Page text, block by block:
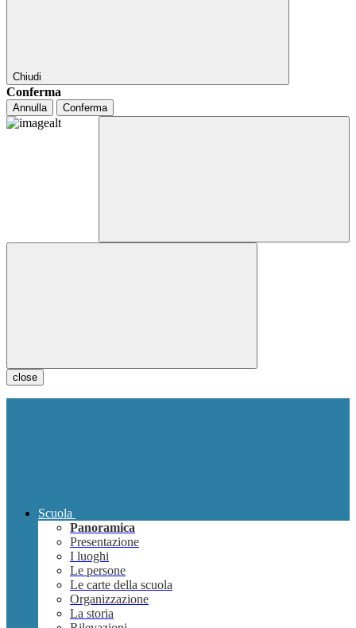
Chiudi
Conferma
Annulla Conferma
close
Scuola
Panoramica
Presentazione
I luoghi
Le persone
Le carte della scuola
Organizzazione
La storia